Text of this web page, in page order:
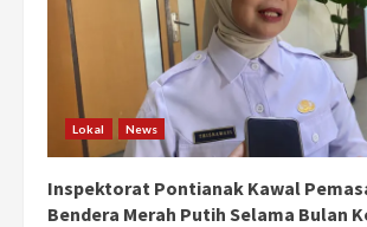
Lokal News
Inspektorat Pontianak Kawal
Bendera Merah Putih Selama Bulan